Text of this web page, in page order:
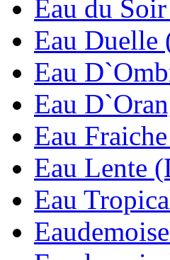
Eau du
Eau Duelle
Eau
Eau
Eau
Eau Lente
Eau